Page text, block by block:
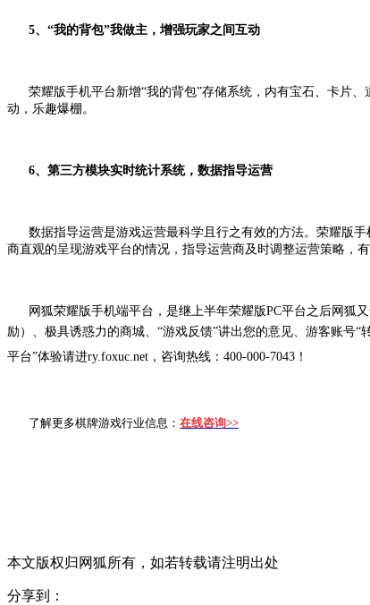
5、“我的背包”我做主，增强玩家之间互动
荣耀版手机平台新增“我的背包”存储系统，内有宝石、卡片
动，乐趣爆棚。
6、第三方模块实时统计系统，数据指导运营
数据指导运营是游戏运营最科学且行之有效的方法。荣耀版手
商直观的呈现游戏平台的情况，指导运营商及时调整运营策略，有
网狐荣耀版手机端平台，是继上半年荣耀版PC平台之后网狐
励）、极具诱惑力的商城、“游戏反馈”讲出您的意见、游客账号“
平台”体验请进ry.foxuc.net，咨询热线：400-000-7043！
了解更多棋牌游戏行业信息： 在线咨询>>
本文版权归网狐所有，如若转载请注明出处
分享到：